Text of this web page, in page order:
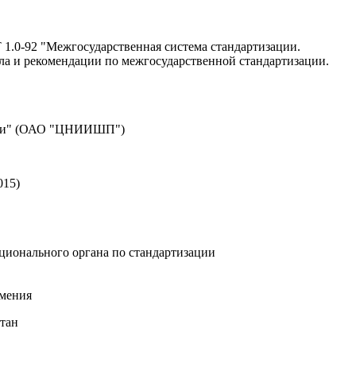
92 "Межгосударственная система стандартизации.
рекомендации по межгосударственной стандартизации.
(ОАО "ЦНИИШП")
органа по стандартизации